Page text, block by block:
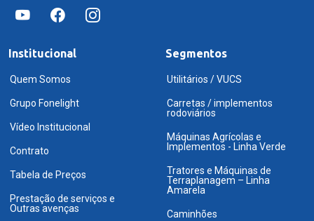
Institucional
Quem Somos
Grupo Fonelight
Vídeo Institucional
Contrato
Tabela de Preços
Prestação de serviços e
Outras avenças
Segmentos
Utilitários / VUCS
Carretas / implementos
rodoviários
Máquinas Agrícolas e
Implementos - Linha Verde
Tratores e Máquinas de
Terraplanagem – Linha
Amarela
Caminhões